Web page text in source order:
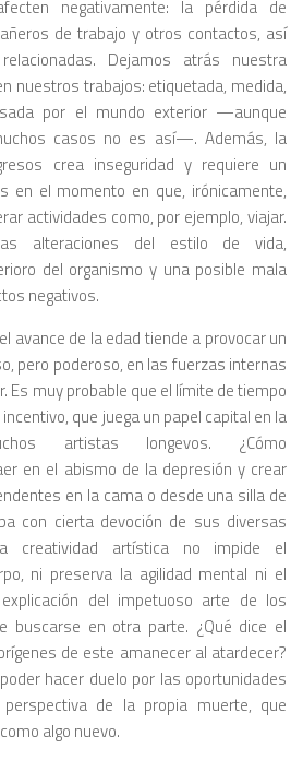
negativamente: la pérdida de
de trabajo y otros contactos, así
Dejamos atrás nuestra
nuestros trabajos: etiquetada, medida,
por el mundo exterior —aunque
casos no es así—. Además, la
crea inseguridad y requiere un
en el momento en que, irónicamente,
actividades como, por ejemplo, viajar.
alteraciones del estilo de vida,
del organismo y una posible mala
negativos.
avance de la edad tiende a provocar un
pero poderoso, en las fuerzas internas
Es muy probable que el límite de tiempo
que juega un papel capital en la
artistas longevos. ¿Cómo
en el abismo de la depresión y crear
en la cama o desde una silla de
con cierta devoción de sus diversas
creatividad artística no impide el
ni preserva la agilidad mental ni el
del impetuoso arte de los
buscarse en otra parte. ¿Qué dice el
de este amanecer al atardecer?
hacer duelo por las oportunidades
de la propia muerte, que
algo nuevo.